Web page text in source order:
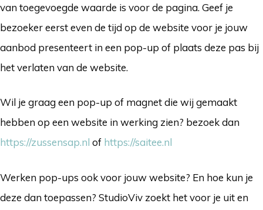
van toegevoegde waarde is voor de pagina. Geef je
bezoeker eerst even de tijd op de website voor je jouw
aanbod presenteert in een pop-up of plaats deze pas bij
het verlaten van de website.
Wil je graag een pop-up of magnet die wij gemaakt
hebben op een website in werking zien? bezoek dan
https://zussensap.nl of https://saitee.nl
Werken pop-ups ook voor jouw website? En hoe kun je
deze dan toepassen? StudioViv zoekt het voor je uit en